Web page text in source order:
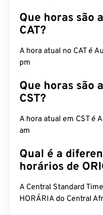
Que horas são
CAT?
A hora atual no CAT é
pm
Que horas são
CST?
A hora atual em CST é
am
Qual é a
horários de
A Central Standard
HORÁRIA do Central